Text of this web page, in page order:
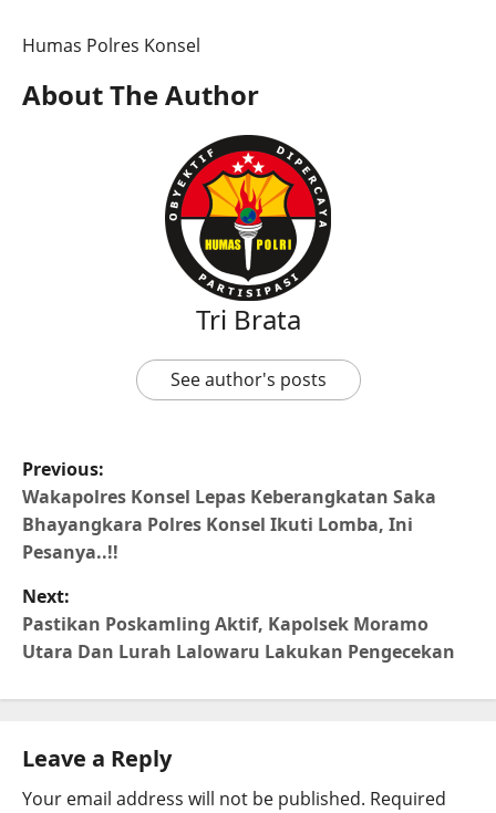
Humas Polres Konsel
About The Author
Tri Brata
See author's posts
Previous:
Wakapolres Konsel Lepas Keberangkatan Saka
Bhayangkara Polres Konsel Ikuti Lomba, Ini
Pesanya..!!
Next:
Pastikan Poskamling Aktif, Kapolsek Moramo
Utara Dan Lurah Lalowaru Lakukan Pengecekan
Leave a Reply
Your email address will not be published. Required